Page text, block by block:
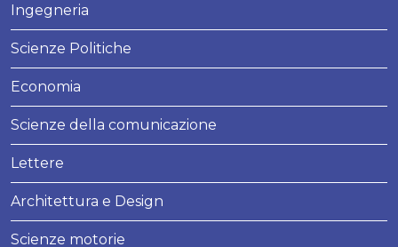
Ingegneria
Scienze Politiche
Economia
Scienze della comunicazione
Lettere
Architettura e Design
Scienze motorie